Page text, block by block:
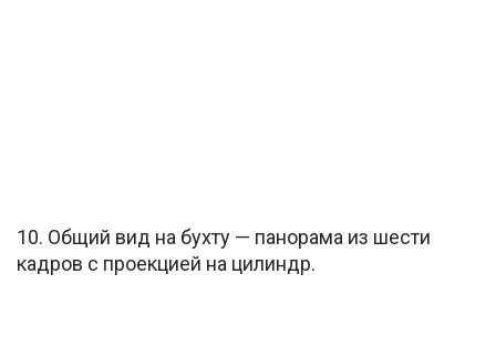
10. Общий вид на бухту — панорама из шести
кадров с проекцией на цилиндр.